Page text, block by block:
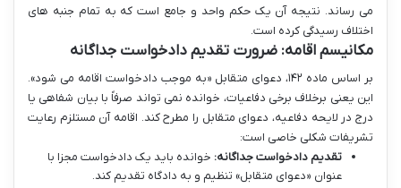
می رساند. نتیجه آن یک حکم واحد و جامع است که به تمام جنبه های
اختلاف رسیدگی کرده است.
مکانیسم اقامه: ضرورت تقدیم دادخواست جداگانه
بر اساس ماده ۱۴۲، دعوای متقابل «به موجب دادخواست اقامه می شود».
این یعنی برخلاف برخی دفاعیات، خوانده نمی تواند صرفاً با بیان شفاهی یا
درج در لایحه دفاعیه، دعوای متقابل را مطرح کند. اقامه آن مستلزم رعایت
تشریفات شکلی خاصی است:
تقدیم دادخواست جداگانه: خوانده باید یک دادخواست مجزا با
عنوان «دعوای متقابل» تنظیم و به دادگاه تقدیم کند.